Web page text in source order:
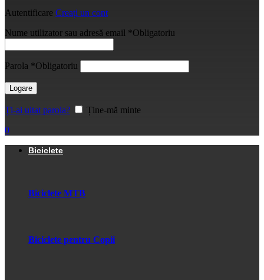
Autentificare Creați un cont
Nume utilizator sau adresă email *Obligatoriu
Parola *Obligatoriu
Logare
Ți-ai uitat parola?
Ține-mă minte
0
Biciclete
Biciclete MTB
Biciclete pentru Copii